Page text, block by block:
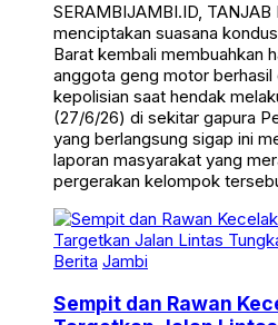
SERAMBIJAMBI.ID, TANJAB
menciptakan suasana
Barat kembali membuahkan
anggota geng motor berhasil
kepolisian saat hendak
(27/6/26) di sekitar gapura
yang berlangsung sigap ini
laporan masyarakat yang
pergerakan kelompok
Berita Jambi
Sempit dan Rawan